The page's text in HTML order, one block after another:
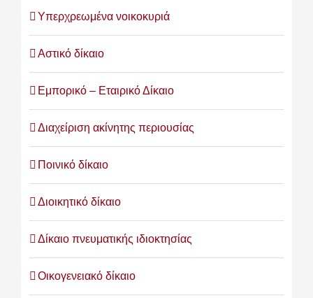
Υπερχρεωμένα νοικοκυριά
Αστικό δίκαιο
Εμπορικό – Εταιρικό Δίκαιο
Διαχείριση ακίνητης περιουσίας
Ποινικό δίκαιο
Διοικητικό δίκαιο
Δίκαιο πνευματικής ιδιοκτησίας
Οικογενειακό δίκαιο